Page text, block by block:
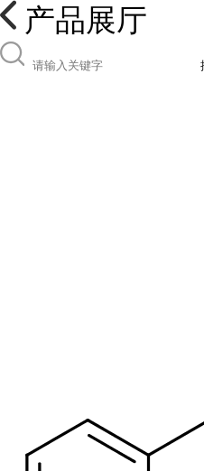
产品展厅